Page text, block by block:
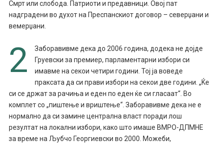
Смрт или слобода. Патриоти и предавници. Овој пат
надградени во духот на Преспанскиот договор – северџани и
вемерџани.
2
Заборавивме дека до 2006 година, додека не дојде
Груевски за премиер, парламентарни избори си
имавме на секои четири години. Тој ја воведе
праксата да си прави избори на секои две години. „Ќе
си се држат за рачиња и еден по еден ќе си гласаат“. Во
комплет со „пиштење и вриштење“. Заборавивме дека не е
нормално да си замине централна власт поради лош
резултат на локални избори, како што имаше ВМРО-ДПМНЕ
за време на Љубчо Георгиевски во 2000. Можеби,